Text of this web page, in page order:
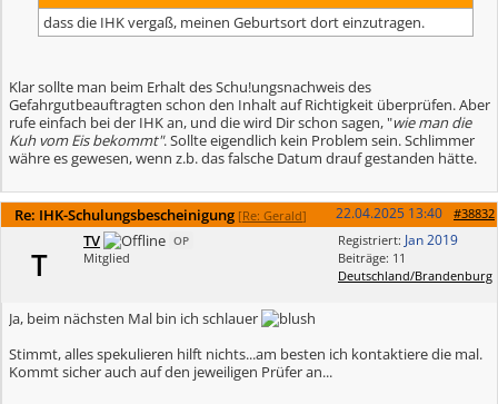
dass die IHK vergaß, meinen Geburtsort dort einzutragen.
Klar sollte man beim Erhalt des Schu!ungsnachweis des
Gefahrgutbeauftragten schon den Inhalt auf Richtigkeit überprüfen. Aber
rufe einfach bei der IHK an, und die wird Dir schon sagen, "wie man die
Kuh vom Eis bekommt". Sollte eigendlich kein Problem sein. Schlimmer
währe es gewesen, wenn z.b. das falsche Datum drauf gestanden hätte.
Re: IHK-Schulungsbescheinigung [Re: Gerald] #38832
22.04.2025 13:40
Registriert: Jan 2019
Beiträge: 11
Deutschland/Brandenburg
T
TV OP
Mitglied
Ja, beim nächsten Mal bin ich schlauer
Stimmt, alles spekulieren hilft nichts...am besten ich kontaktiere die mal.
Kommt sicher auch auf den jeweiligen Prüfer an...